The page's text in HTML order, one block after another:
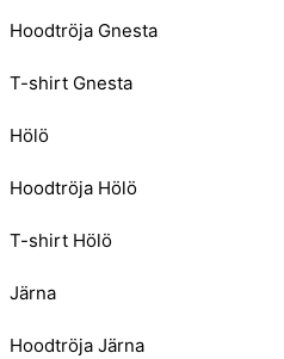
Hoodtröja Gnesta
T-shirt Gnesta
Hölö
Hoodtröja Hölö
T-shirt Hölö
Järna
Hoodtröja Järna